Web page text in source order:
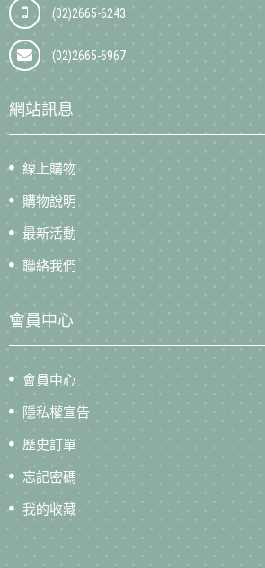
(02)2665-6243
(02)2665-6967
網站訊息
線上購物
購物說明
最新活動
聯絡我們
會員中心
會員中心
隱私權宣告
歷史訂單
忘記密碼
我的收藏